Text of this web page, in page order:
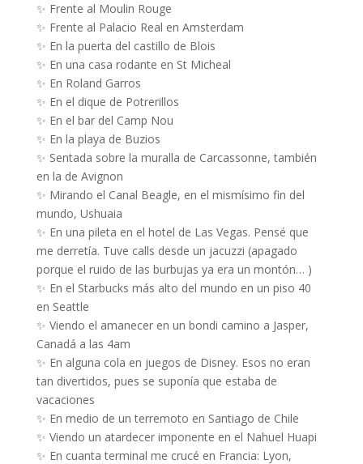
✨ Frente al Moulin Rouge
✨ Frente al Palacio Real en Amsterdam
✨ En la puerta del castillo de Blois
✨ En una casa rodante en St Micheal
✨ En Roland Garros
✨ En el dique de Potrerillos
✨ En el bar del Camp Nou
✨ En la playa de Buzios
✨ Sentada sobre la muralla de Carcassonne, también
en la de Avignon
✨ Mirando el Canal Beagle, en el mismísimo fin del
mundo, Ushuaia
✨ En una pileta en el hotel de Las Vegas. Pensé que
me derretía. Tuve calls desde un jacuzzi (apagado
porque el ruido de las burbujas ya era un montón… )
✨ En el Starbucks más alto del mundo en un piso 40
en Seattle
✨ Viendo el amanecer en un bondi camino a Jasper,
Canadá a las 4am
✨ En alguna cola en juegos de Disney. Esos no eran
tan divertidos, pues se suponía que estaba de
vacaciones
✨ En medio de un terremoto en Santiago de Chile
✨ Viendo un atardecer imponente en el Nahuel Huapi
✨ En cuanta terminal me crucé en Francia: Lyon,